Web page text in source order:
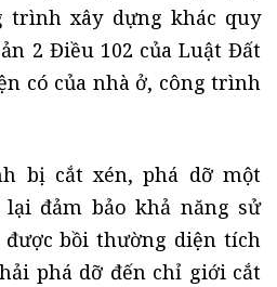
trình xây dựng khác quy
2 Điều 102 của Luật Đất
có của nhà ở, công trình
bị cắt xén, phá dỡ một
đảm bảo khả năng sử
bồi thường diện tích
phá dỡ đến chỉ giới cắt